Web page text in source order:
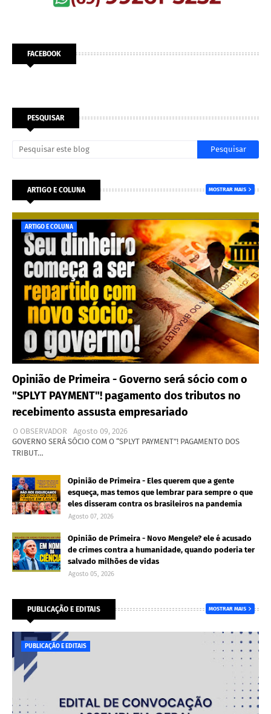
FACEBOOK
PESQUISAR
ARTIGO E COLUNA MOSTRAR MAIS
ARTIGO E COLUNA
Opinião de Primeira - Governo será sócio com o
"SPLYT PAYMENT"! pagamento dos tributos no
recebimento assusta empresariado
O OBSERVADOR
Agosto 09, 2026
GOVERNO SERÁ SÓCIO COM O “SPLYT PAYMENT”! PAGAMENTO DOS
TRIBUT…
Opinião de Primeira - Eles querem que a gente
esqueça, mas temos que lembrar para sempre o que
eles disseram contra os brasileiros na pandemia
Agosto 07, 2026
Opinião de Primeira - Novo Mengele? ele é acusado
de crimes contra a humanidade, quando poderia ter
salvado milhões de vidas
Agosto 05, 2026
PUBLICAÇÃO E EDITAIS MOSTRAR MAIS
PUBLICAÇÃO E EDITAIS